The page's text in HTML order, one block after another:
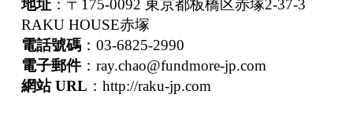
地址：〒175-0092 東京都板橋区赤塚2-37-3
RAKU HOUSE赤塚
電話號碼：03-6825-2990
電子郵件： ray.chao@fundmore-jp.com
網站 URL ： http://raku-jp.com